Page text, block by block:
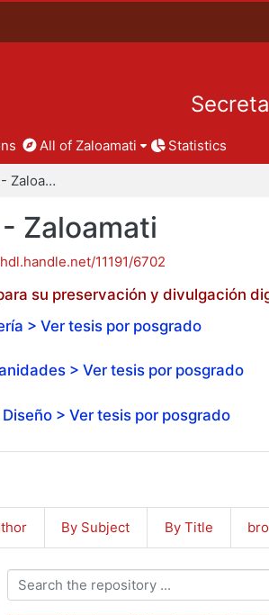
All of Zaloamati Statistics
Tesis de posgrado - Zaloamati
Zaloamati
11191/6702
su preservación y divulgación
> Ver tesis por posgrado
> Ver tesis por posgrado
> Ver tesis por posgrado
By Subject By Title